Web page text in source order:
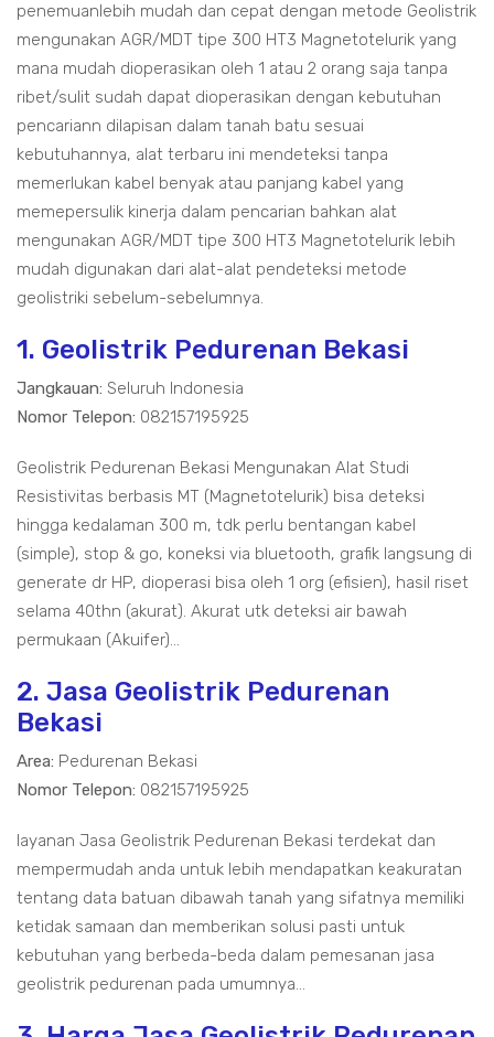
penemuanlebih mudah dan cepat dengan metode Geolistrik
mengunakan AGR/MDT tipe 300 HT3 Magnetotelurik yang
mana mudah dioperasikan oleh 1 atau 2 orang saja tanpa
ribet/sulit sudah dapat dioperasikan dengan kebutuhan
pencariann dilapisan dalam tanah batu sesuai
kebutuhannya, alat terbaru ini mendeteksi tanpa
memerlukan kabel benyak atau panjang kabel yang
memepersulik kinerja dalam pencarian bahkan alat
mengunakan AGR/MDT tipe 300 HT3 Magnetotelurik lebih
mudah digunakan dari alat-alat pendeteksi metode
geolistriki sebelum-sebelumnya.
1. Geolistrik Pedurenan Bekasi
Jangkauan: Seluruh Indonesia
Nomor Telepon: 082157195925
Geolistrik Pedurenan Bekasi Mengunakan Alat Studi
Resistivitas berbasis MT (Magnetotelurik) bisa deteksi
hingga kedalaman 300 m, tdk perlu bentangan kabel
(simple), stop & go, koneksi via bluetooth, grafik langsung di
generate dr HP, dioperasi bisa oleh 1 org (efisien), hasil riset
selama 40thn (akurat). Akurat utk deteksi air bawah
permukaan (Akuifer)...
2. Jasa Geolistrik Pedurenan
Bekasi
Area: Pedurenan Bekasi
Nomor Telepon: 082157195925
layanan Jasa Geolistrik Pedurenan Bekasi terdekat dan
mempermudah anda untuk lebih mendapatkan keakuratan
tentang data batuan dibawah tanah yang sifatnya memiliki
ketidak samaan dan memberikan solusi pasti untuk
kebutuhan yang berbeda-beda dalam pemesanan jasa
geolistrik pedurenan pada umumnya...